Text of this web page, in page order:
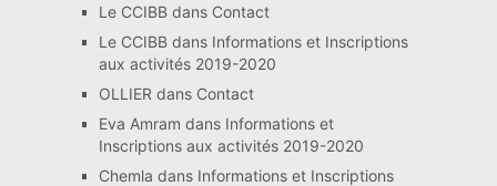
Le CCIBBdans Contact
Le CCIBBdans Informations et Inscriptions
aux activités 2019-2020
OLLIER dans Contact
Eva Amram dans Informations et
Inscriptions aux activités 2019-2020
Chemla dans Informations et Inscriptions